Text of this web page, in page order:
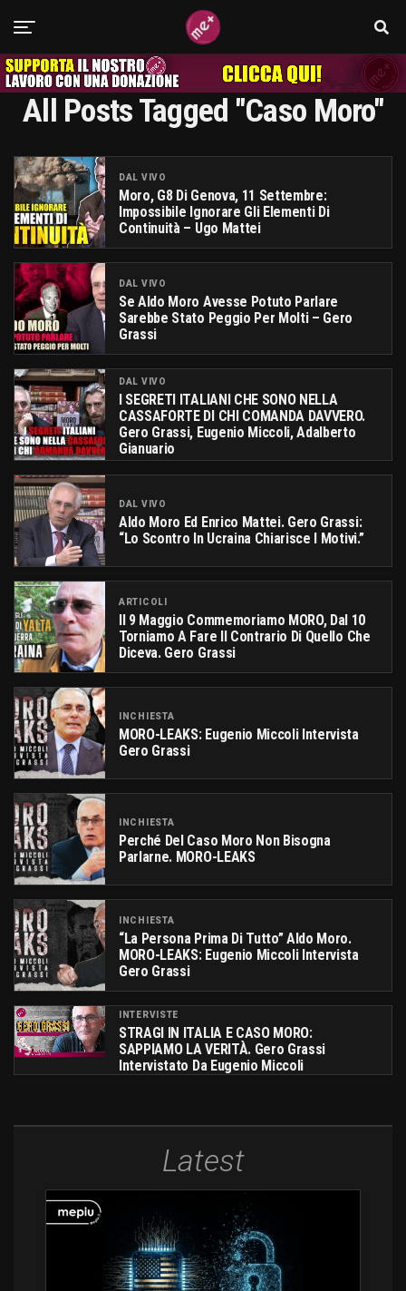
All Posts Tagged "caso Moro"
DAL VIVO
Moro, G8 Di Genova, 11 Settembre:
Impossibile Ignorare Gli Elementi Di
Continuità – Ugo Mattei
DAL VIVO
Se Aldo Moro Avesse Potuto Parlare
Sarebbe Stato Peggio Per Molti – Gero
Grassi
DAL VIVO
I SEGRETI ITALIANI CHE SONO NELLA
CASSAFORTE DI CHI COMANDA DAVVERO.
Gero Grassi, Eugenio Miccoli, Adalberto
Gianuario
DAL VIVO
Aldo Moro Ed Enrico Mattei. Gero Grassi:
“Lo Scontro In Ucraina Chiarisce I Motivi.”
ARTICOLI
Il 9 Maggio Commemoriamo MORO, Dal 10
Torniamo A Fare Il Contrario Di Quello Che
Diceva. Gero Grassi
INCHIESTA
MORO-LEAKS: Eugenio Miccoli Intervista
Gero Grassi
INCHIESTA
Perché Del Caso Moro Non Bisogna
Parlarne. MORO-LEAKS
INCHIESTA
“La Persona Prima Di Tutto” Aldo Moro.
MORO-LEAKS: Eugenio Miccoli Intervista
Gero Grassi
INTERVISTE
STRAGI IN ITALIA E CASO MORO:
SAPPIAMO LA VERITÀ. Gero Grassi
Intervistato Da Eugenio Miccoli
Latest